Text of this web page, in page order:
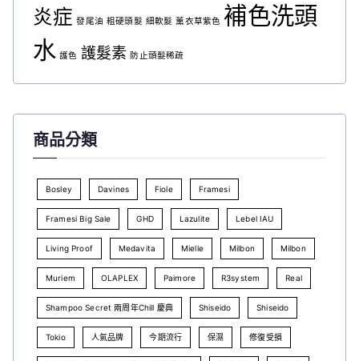
炎症 發尾油 粗硬頭髮 細軟髮 薰衣草紫色 補色洗頭
水 護色 護髮素 防止頭髮稀疏
商品分類
Bosley Davines Fiole Framesi
Framesi Big Sale GHD Lazulite Lebel IAU
Living Proof Medavita Mielle Milbon Milbon
Muriem OLAPLEX Paimore R3system Real
Shampoo Secret 兩周年Chill 慶典 Shiseido Shiseido
Tokio 人氣品牌 今期流行 保濕 修復受損